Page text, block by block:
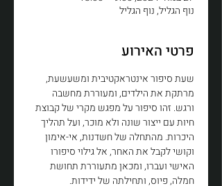
נוף הגליל, נוף הגליל
פרטי האירוע
שעת סיפור אינטראקטיבית ומשעשעת,
מרתקת את הילדים, ומעוררת מחשבה
ורגש. זהו סיפור על מפגש מקרי של קבוצת
חיות עם ייצור שונה ולא מוכר, ועל תהליך
היכרות. מהתחלה של חשדנות, אי-אימון
וקושי לקבל את האחר, אל גילוי סיפורו
האישי ועברו, ומכאן מתעוררת תחושת
חמלה, פיוס, ותחילתה של ידידות.